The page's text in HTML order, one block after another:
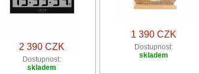
2 390 CZK
Dostupnost:
skladem
1 390 CZK
Dostupnost:
skladem